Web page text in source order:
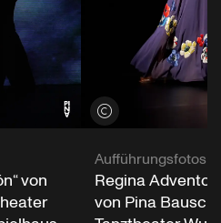
von
Credits öffnen
Aufführungsfotos
Regina Advento
von Pina Bausch